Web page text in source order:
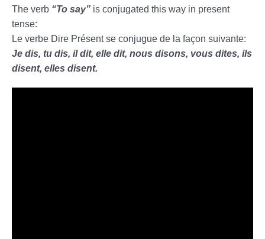
The verb “To say” is conjugated this way in present
tense:
Le verbe Dire Présent se conjugue de la façon suivante:
Je dis, tu dis, il dit, elle dit, nous disons, vous dites, ils
disent, elles disent.